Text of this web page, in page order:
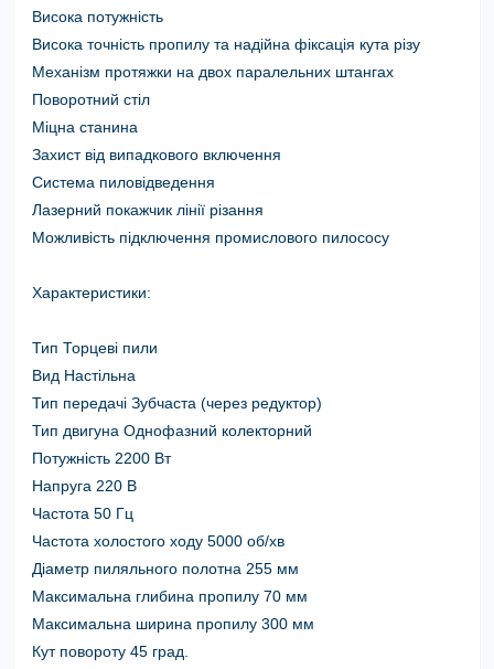
Висока потужність
Висока точність пропилу та надійна фіксація кута різу
Механізм протяжки на двох паралельних штангах
Поворотний стіл
Міцна станина
Захист від випадкового включення
Система пиловідведення
Лазерний покажчик лінії різання
Можливість підключення промислового пилососу
Характеристики:
Тип Торцеві пили
Вид Настільна
Тип передачі Зубчаста (через редуктор)
Тип двигуна Однофазний колекторний
Потужність 2200 Вт
Напруга 220 В
Частота 50 Гц
Частота холостого ходу 5000 об/хв
Діаметр пиляльного полотна 255 мм
Максимальна глибина пропилу 70 мм
Максимальна ширина пропилу 300 мм
Кут повороту 45 град.